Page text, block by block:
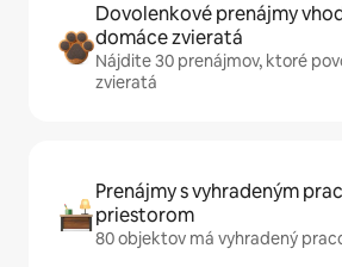
Dovolenkové prenájmy
domáce zvieratá
Nájdite 30 prenájmov, ktoré
zvieratá
Prenájmy s vyhradeným
priestorom
80 objektov má vyhradený